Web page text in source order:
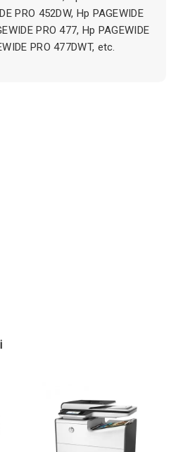
PRO 452DW, Hp PAGEWIDE
PRO 477, Hp PAGEWIDE
PRO 477DWT, etc.